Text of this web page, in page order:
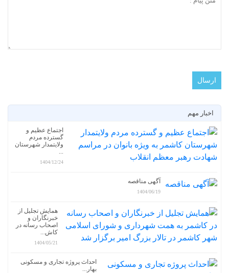
اخبار مهم
اجتماع عظیم و
گسترده مردم
ولایتمدار شهرستان
...
1404/12/24
آگهی مناقصه
1404/06/19
همایش تجلیل از
خبرنگاران و
اصحاب رسانه در
کاش...
1404/05/21
احداث پروژه تجاری و مسکونی
بهار...